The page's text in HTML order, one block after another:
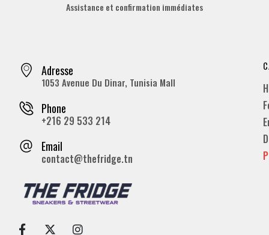
Assistance et confirmation immédiates
Adresse
1053 Avenue Du Dinar, Tunisia Mall
Phone
+216 29 533 214
Email
contact@thefridge.tn